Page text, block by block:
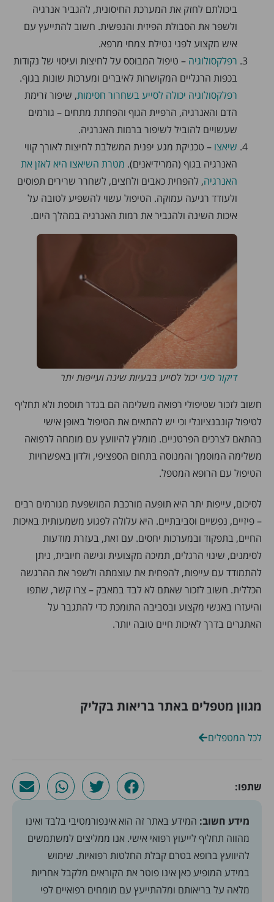
ביכולתם לחזק את המערכת החיסונית, להגביר אנרגיה
ולשפר את הסבולת הפיזית והנפשית. חשוב להתייעץ עם
איש מקצוע לפני נטילת צמחי מרפא.
רפלקסולוגיה – טיפול המבוסס על לחיצות ועיסוי של נקודות
בכפות הרגליים המקושרות לאיברים ומערכות שונות בגוף.
רפלקסולוגיה יכולה לסייע בשחרור חסימות, שיפור זרימת
הדם והאנרגיה, הרפיית הגוף והפחתת מתחים – גורמים
שעשויים להוביל לשיפור ברמות האנרגיה.
שיאצו – טכניקת מגע יפנית המשלבת לחיצות לאורך קווי
האנרגיה בגוף (המרידיאנים). מטרת השיאצו היא לאזן את
האנרגיה, להפחית כאבים ולחצים, לשחרר שרירים תפוסים
ולעודד רגיעה עמוקה. הטיפול עשוי להשפיע לטובה על
איכות השינה ולהגביר את רמות האנרגיה במהלך היום.
דיקור סיני יכול לסייע בבעיות שינה ועייפות יתר
חשוב לזכור שטיפולי רפואה משלימה הם בגדר תוספת ולא תחליף
לטיפול קונבנציונלי וכי יש להתאים את הטיפול באופן אישי
בהתאם לצרכים הפרטניים. מומלץ להיוועץ עם מומחה לרפואה
משלימה המוסמך והמנוסה בתחום הספציפי, ולדון באפשרויות
הטיפול עם הרופא המטפל.
לסיכום, עייפות יתר היא תופעה מורכבת המושפעת מגורמים רבים
– פיזיים, נפשיים וסביבתיים. היא עלולה לפגוע משמעותית באיכות
החיים, בתפקוד ובמערכות יחסים. עם זאת, בעזרת מודעות
לסימנים, שינוי הרגלים, תמיכה מקצועית וגישה חיובית, ניתן
להתמודד עם עייפות, להפחית את עוצמתה ולשפר את ההרגשה
הכללית. חשוב לזכור שאתם לא לבד במאבק – צרו קשר, שתפו
והיעזרו באנשי מקצוע ובסביבה התומכת כדי להתגבר על
האתגרים בדרך לאיכות חיים טובה יותר.
מגוון מטפלים באתר בריאות בקליק
לכל המטפלים
שתפו:
מידע חשוב: המידע באתר זה הוא אינפורמטיבי בלבד ואינו
מהווה תחליף לייעוץ רפואי אישי. אנו ממליצים למשתמשים
להיוועץ ברופא בטרם קבלת החלטות רפואיות. שימוש
במידע המופיע כאן אינו פוטר את הקוראים מלקבל אחריות
מלאה על בריאותם ומלהתייעץ עם מומחים רפואיים לפי